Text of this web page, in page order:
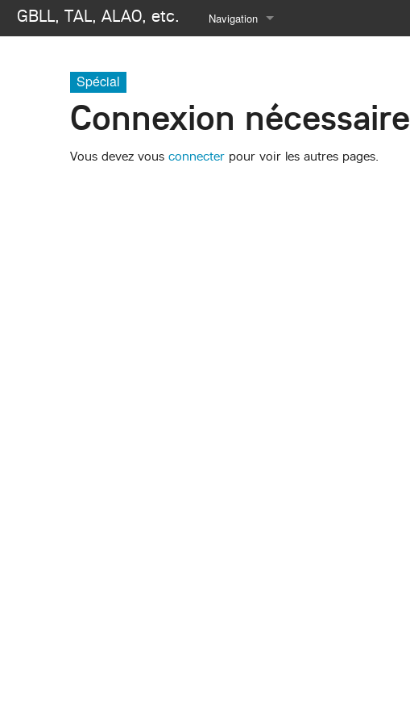
GBLL, TAL, ALAO, etc. Navigation
Spécial
Connexion nécessaire
Vous devez vous connecter pour voir les autres pages.